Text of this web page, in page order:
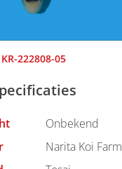
KR-222808-05
Onbekend
Narita Koi Farm